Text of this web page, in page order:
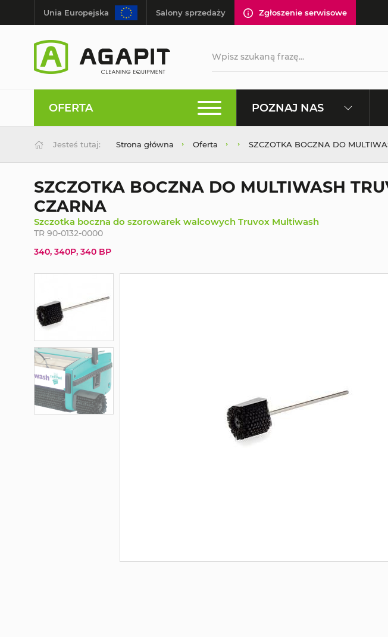
Unia Europejska Salony sprzedaży Zgłoszenie serwisowe
OFERTA POZNAJ NAS
Jesteś tutaj: Strona główna Oferta SZCZOTKA BOCZNA DO
SZCZOTKA BOCZNA DO MULTIWASH
CZARNA
Szczotka boczna do szorowarek walcowych Truvox Multiwash
TR 90-0132-0000
340, 340P, 340 BP